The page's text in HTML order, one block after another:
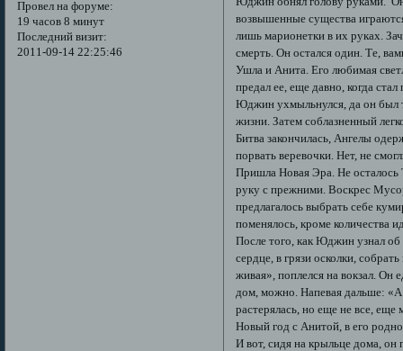
Провел на форуме:
19 часов 8 минут
Последний визит:
2011-09-14 22:25:46
возвышенные существа
лишь марионетки в их руках.
смерть. Он остался один. Те,
Ушла и Анита. Его любимая
предал ее, еще давно, когда
Юджин ухмыльнулся, да он был
жизни. Затем соблазненный
Битва закончилась, Ангелы
порвать веревочки. Нет, не
Пришла Новая Эра. Не осталось
руку с прежними. Воскрес
предлагалось выбрать себе
поменялось, кроме количества
После того, как Юджин узнал об
сердце, в грязи осколки,
живая», поплелся на вокзал. Он
дом, можно. Напевая дальше:
растерялась, но еще не все, еще
Новый год с Анитой, в его
И вот, сидя на крыльце дома,